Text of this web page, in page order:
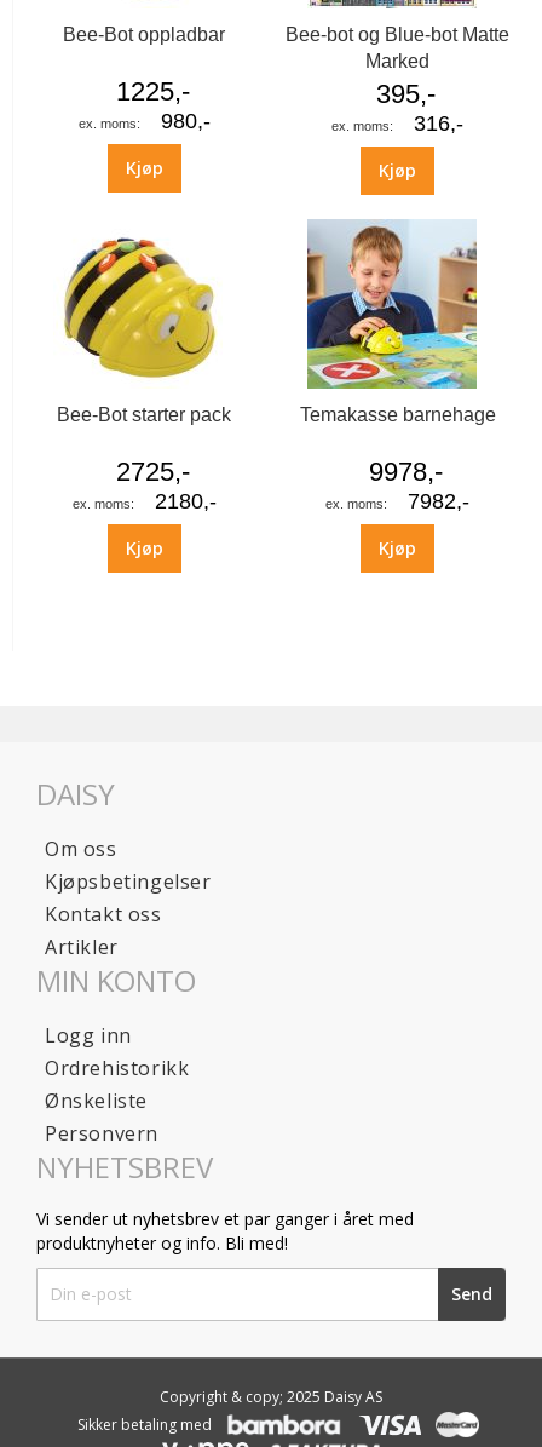
Bee-Bot oppladbar
1225,-
980,-
Kjøp
Bee-bot og Blue-bot Matte
Marked
395,-
316,-
Kjøp
Bee-Bot starter pack
2725,-
2180,-
Kjøp
Temakasse barnehage
9978,-
7982,-
Kjøp
DAISY
Om oss
Kjøpsbetingelser
Kontakt oss
Artikler
MIN KONTO
Logg inn
Ordrehistorikk
Ønskeliste
Personvern
NYHETSBREV
Vi sender ut nyhetsbrev et par ganger i året med
produktnyheter og info. Bli med!
Up
for
Send
Copyright & copy; 2025 Daisy AS
Sikker betaling med